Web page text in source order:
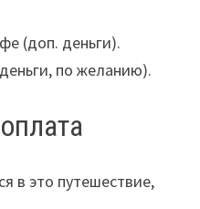
(доп. деньги).
по желанию).
в это путешествие,